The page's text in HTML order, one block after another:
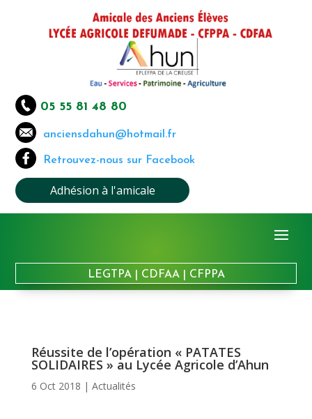
05 55 81 48 80
anciensdahun@hotmail.fr
Retrouvez-nous sur Facebook
Adhésion à l'amicale
LEGTPA| CDFAA| CFPPA
Réussite de l’opération « PATATES
SOLIDAIRES » au Lycée Agricole d’Ahun
6 Oct 2018 | Actualités